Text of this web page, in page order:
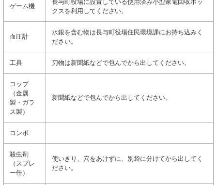
ゲーム機
クスを利用してください。
血圧計
水銀を含む物は長与町役場住民環境課にお持ち込みく
ださい。
工具 刃物は新聞紙などで包んでから出してください。
コップ
（金属
製・ガラ
ス製）
新聞紙などで包んでから出してください。
コンポ
殺虫剤
（スプレ
ー缶）
使いきり、穴をあけずに、別袋に分けてから出してく
ださい。